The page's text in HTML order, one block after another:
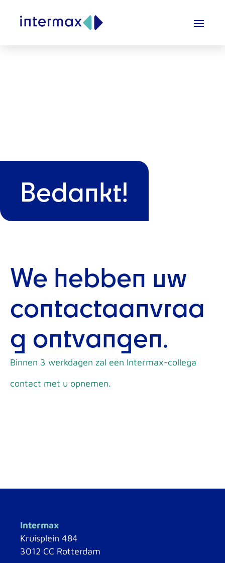
Bedankt!
We hebben uw
contactaanvraa
g ontvangen.
Binnen 3 werkdagen zal een Intermax-collega
contact met u opnemen.
Intermax
Kruisplein 484
3012 CC Rotterdam